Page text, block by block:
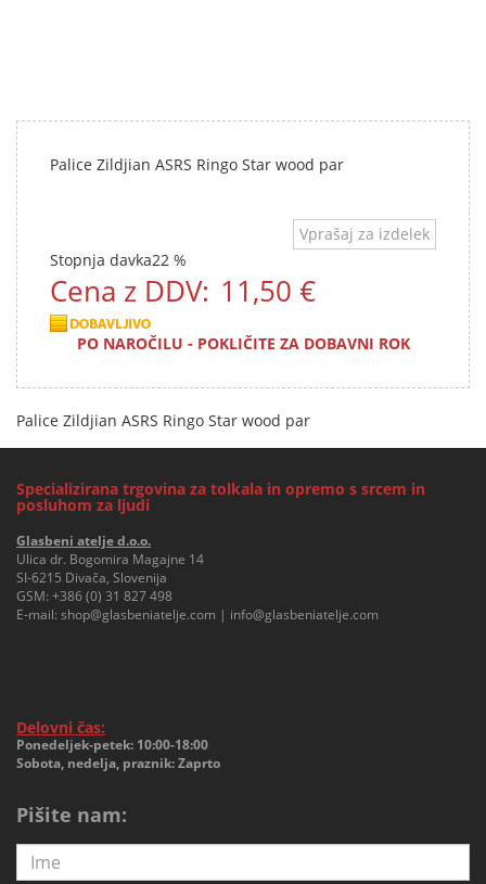
Palice Zildjian ASRS Ringo Star wood par
Vprašaj za izdelek
Stopnja davka22 %
Cena z DDV: 11,50 €
PO NAROČILU - POKLIČITE ZA DOBAVNI ROK
Palice Zildjian ASRS Ringo Star wood par
Specializirana trgovina za tolkala in opremo s srcem in
posluhom za ljudi
Glasbeni atelje d.o.o.
Ulica dr. Bogomira Magajne 14
SI-6215 Divača, Slovenija
GSM: +386 (0) 31 827 498
E-mail: shop@glasbeniatelje.com | info@glasbeniatelje.com
Delovni čas:
Ponedeljek-petek: 10:00-18:00
Sobota, nedelja, praznik: Zaprto
Pišite nam: